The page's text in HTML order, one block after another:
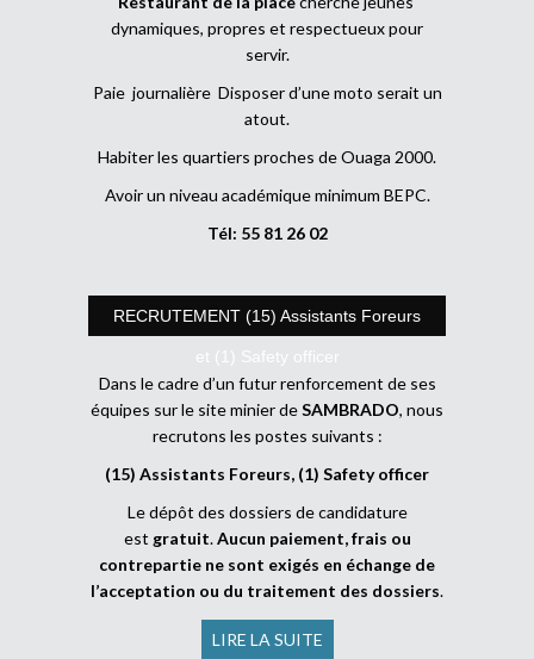
dynamiques, propres et respectueux pour
servir.
Paie journalière Disposer d’une moto serait un
atout.
Habiter les quartiers proches de Ouaga 2000.
Avoir un niveau académique minimum BEPC.
Tél: 55 81 26 02
RECRUTEMENT (15) Assistants Foreurs
et (1) Safety officer
Dans le cadre d’un futur renforcement de ses
équipes sur le site minier deSAMBRADO, nous
recrutons les postes suivants :
(15) Assistants Foreurs, (1) Safety officer
Le dépôt des dossiers de candidature
est gratuit.Aucun paiement, frais ou
contrepartie ne sont exigés en échange de
l’acceptation ou du traitement des dossiers.
LIRE LA SUITE